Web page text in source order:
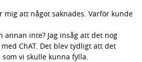
mig att något saknades. Varför kunde
annan inte? Jag insåg att det nog
ChAT. Det blev tydligt att det
vi skulle kunna fylla.